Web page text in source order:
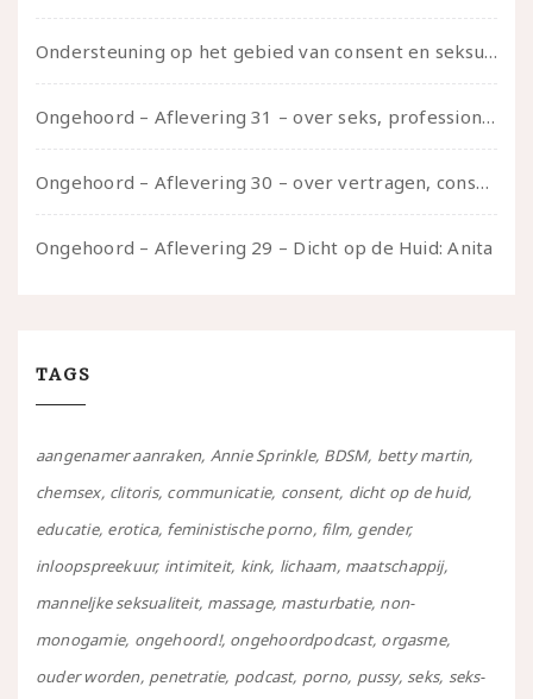
Ondersteuning op het gebied van consent en seksualiteit
Ongehoord – Aflevering 31 – over seks, professioneel en persoonlijk, een gesprek met Marije
Ongehoord – Aflevering 30 – over vertragen, consent en negatieve gevoelens met Meg-John Barker
Ongehoord – Aflevering 29 – Dicht op de Huid: Anita
TAGS
aangenamer aanraken Annie Sprinkle BDSM betty martin
chemsex clitoris communicatie consent dicht op de huid
educatie erotica feministische porno film gender
inloopspreekuur intimiteit kink lichaam maatschappij
manneljke seksualiteit massage masturbatie non-
monogamie ongehoord! ongehoordpodcast orgasme
ouder worden penetratie podcast porno pussy seks seks-